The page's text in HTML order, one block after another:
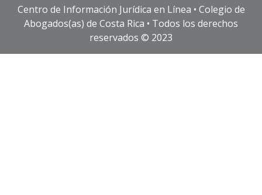
Centro de Información Jurídica en Línea • Colegio de
Abogados(as) de Costa Rica • Todos los derechos
reservados © 2023